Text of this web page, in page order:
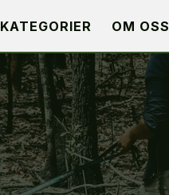
KATEGORIER OM OSS